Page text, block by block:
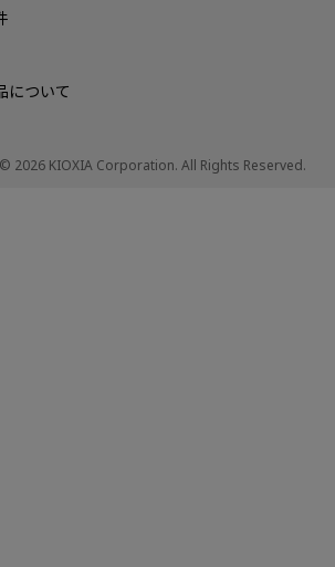
について
2026 KIOXIA Corporation. All Rights Reserved.